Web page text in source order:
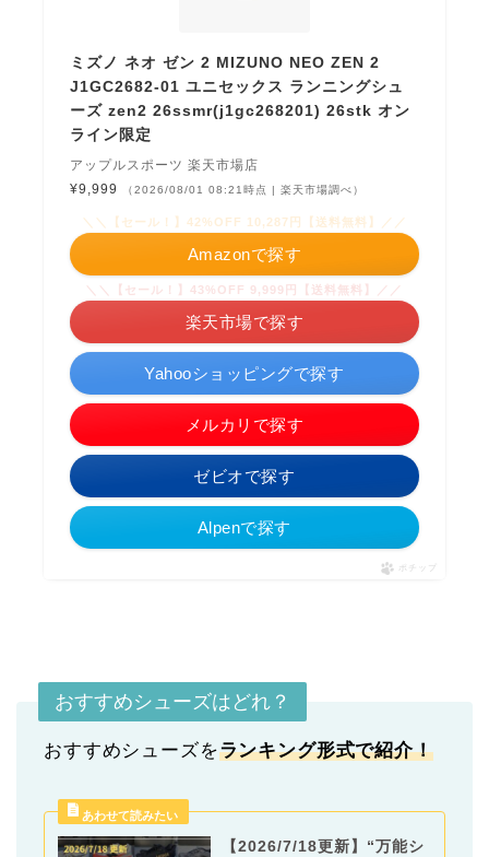
ミズノ ネオ ゼン 2 MIZUNO NEO ZEN 2
J1GC2682-01 ユニセックス ランニングシュ
ーズ zen2 26ssmr(j1gc268201) 26stk オン
ライン限定
アップルスポーツ 楽天市場店
¥9,999
（2026/08/01 08:21時点 | 楽天市場調べ）
＼＼【セール！】42%OFF 10,287円【送料無料】／／
Amazonで探す
＼＼【セール！】43%OFF 9,999円【送料無料】／／
楽天市場で探す
Yahooショッピングで探す
メルカリで探す
ゼビオで探す
Alpenで探す
ポチップ
おすすめシューズはどれ？
おすすめシューズをランキング形式で紹介！
【2026/7/18更新】“万能シ